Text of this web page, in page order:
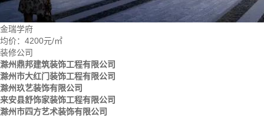
金瑞学府
均价： 4200元/㎡
装修公司
滁州鼎邦建筑装饰工程有限公司
滁州市大红门装饰工程有限公司
滁州玖艺装饰有限公司
来安县舒饰家装饰工程有限公司
滁州市四方艺术装饰有限公司